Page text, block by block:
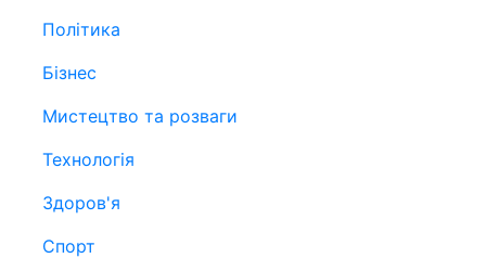
Політика
Бізнес
Мистецтво та розваги
Технологія
Здоров'я
Спорт